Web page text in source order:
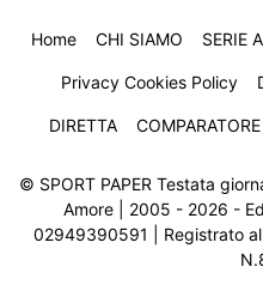
Home CHI SIAMO SERIE A
Privacy Cookies Policy
DIRETTA
© SPORT PAPER Testata
Amore | 2005 - 2026 -
02949390591 | Registrato